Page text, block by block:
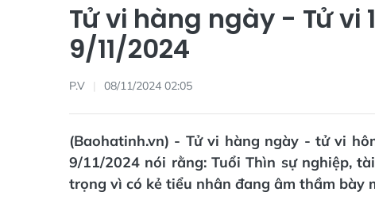
Tử vi hàng ngày - Tử vi
9/11/2024
P.V 08/11/2024 02:05
(Baohatinh.vn) - Tử vi hàng ngày - tử vi
9/11/2024 nói rằng: Tuổi Thìn sự nghiệp,
trọng vì có kẻ tiểu nhân đang âm thầm bày